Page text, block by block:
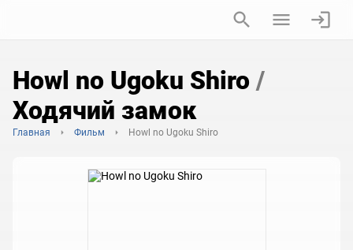
Howl no Ugoku Shiro /
Ходячий замок
Главная Фильм Howl no Ugoku Shiro